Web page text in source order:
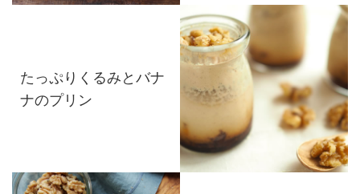
たっぷりくるみとバナ
ナのプリン